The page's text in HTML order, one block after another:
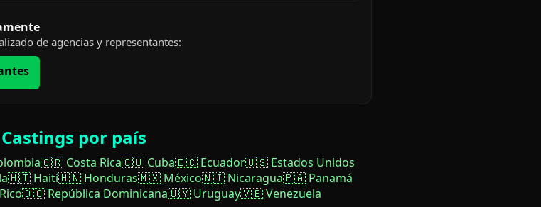
de agencias y representantes:
por país
🇨🇷 Costa Rica🇨🇺 Cuba🇪🇨 Ecuador🇺🇸 Estados Unidos
🇭🇹 Haití🇭🇳 Honduras🇲🇽 México🇳🇮 Nicaragua🇵🇦 Panamá
🇩🇴 República Dominicana🇺🇾 Uruguay🇻🇪 Venezuela